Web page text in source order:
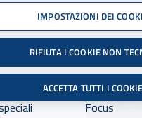
Facebook -
X- Sito
Dove cercare:
Focus
IMPOSTAZIONI DEI
RIFIUTA I COOKIE NON
ACCETTA TUTTI I COOKIE